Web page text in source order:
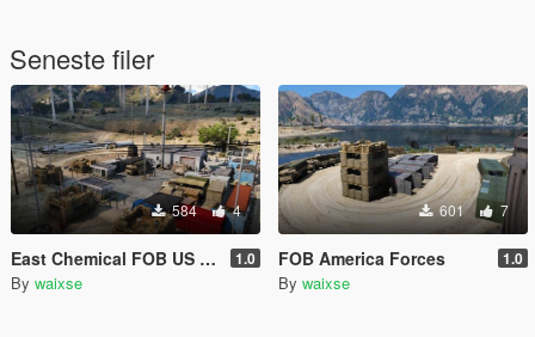
Seneste filer
584 4
East Chemical FOB US Army 1.0
By waixse
601 7
FOB America Forces 1.0
By waixse